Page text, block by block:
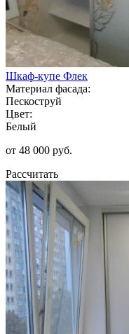
Шкаф-купе Флек
Материал фасада:
Пескоструй
Цвет:
Белый
от 48 000 руб.
Рассчитать